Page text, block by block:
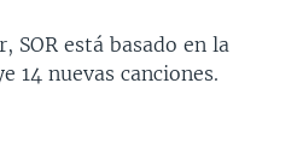
SOR está basado en la
14 nuevas canciones.